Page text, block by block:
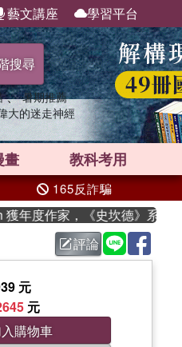
藝文講座 學習平台
搜尋
、 暑期推薦
大的迷走神經
畫 教科考用
165反詐騙
度作家，《史坎德》系列帶你
評論
元
元
購物車